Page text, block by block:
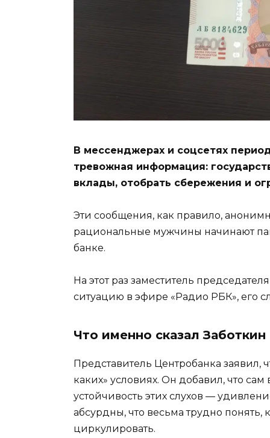
В мессенджерах и соцсетях
тревожная информация:
вклады, отобрать сбережения и
Эти сообщения, как правило,
рациональные мужчины начинают
банке.
На этот раз заместитель
ситуацию в эфире «Радио РБК», его
Что именно сказал Заботкин
Представитель Центробанка заявил,
каких» условиях. Он добавил, что
устойчивость этих слухов —
абсурдны, что весьма трудно
циркулировать.